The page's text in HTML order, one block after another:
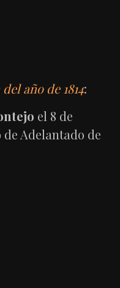
año de 1814:
el 8 de
Adelantado de